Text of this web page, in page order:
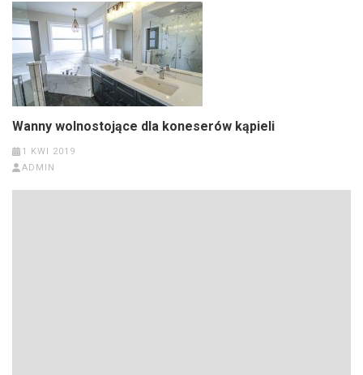
Wanny wolnostojące dla koneserów kąpieli
1 KWI 2019
ADMIN